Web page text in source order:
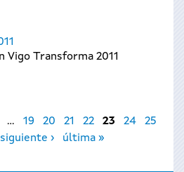
Vigo Transforma 2011
… 19 20 21 22 23 24
25
siguiente › última »